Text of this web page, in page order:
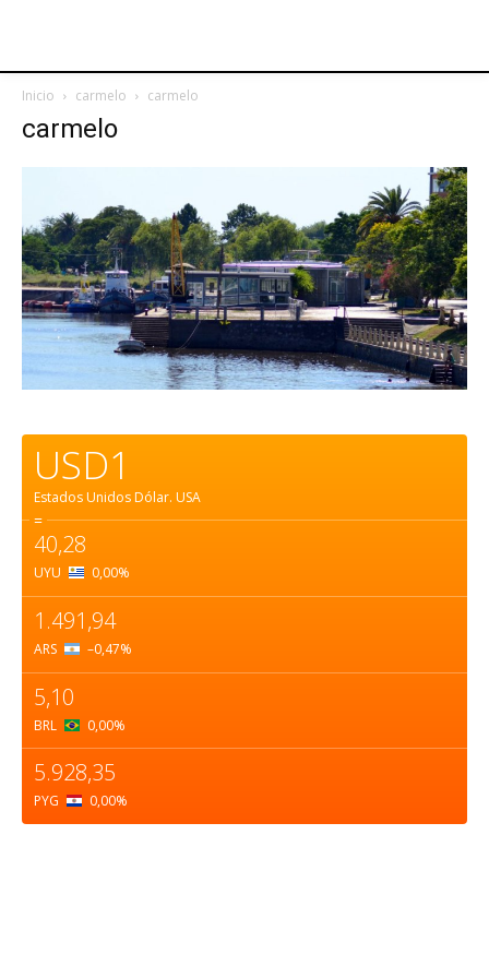
Inicio carmelo carmelo
carmelo
USD1
Estados Unidos Dólar. USA
=
40,28
UYU 0,00%
1.491,94
ARS –0,47%
5,10
BRL 0,00%
5.928,35
PYG 0,00%